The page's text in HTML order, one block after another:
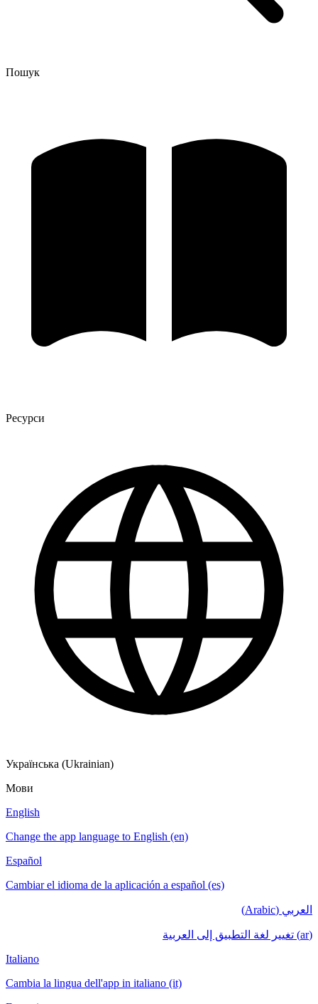
Пошук
Ресурси
Українська (Ukrainian)
Мови
English
Change the app language to English (en)
Español
Cambiar el idioma de la aplicación a español (es)
العربي (Arabic)
(ar) تغيير لغة التطبيق إلى العربية
Italiano
Cambia la lingua dell'app in italiano (it)